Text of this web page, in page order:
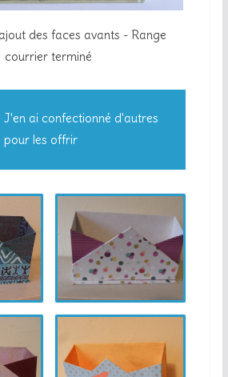
des faces avants - Range
courrier terminé
J'en ai confectionné d'autres
pour les offrir
range courrier 2